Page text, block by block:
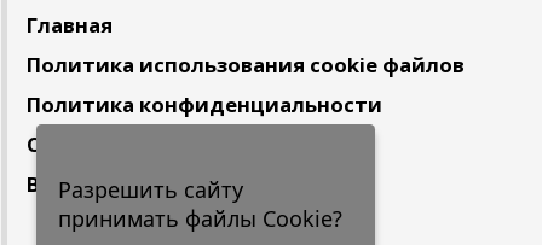
Главная
Политика использования cookie файлов
Политика конфиденциальности
Сотрудничество
Вакансии
Подпишитесь
Разрешить сайту
принимать файлы Cookie?